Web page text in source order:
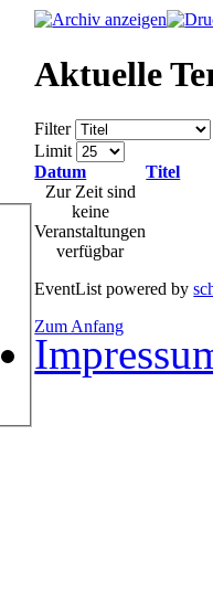
Aktuelle
Filter
Limit
Datum
Titel
Zur Zeit sind
keine
Veranstaltungen
verfügbar
EventList powered by
Zum Anfang